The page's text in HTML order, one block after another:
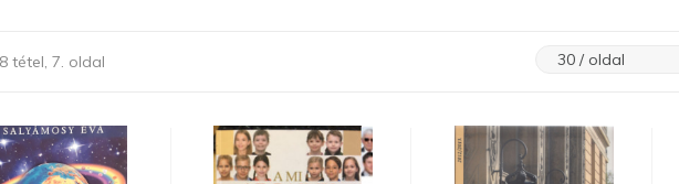
tétel, 7. oldal